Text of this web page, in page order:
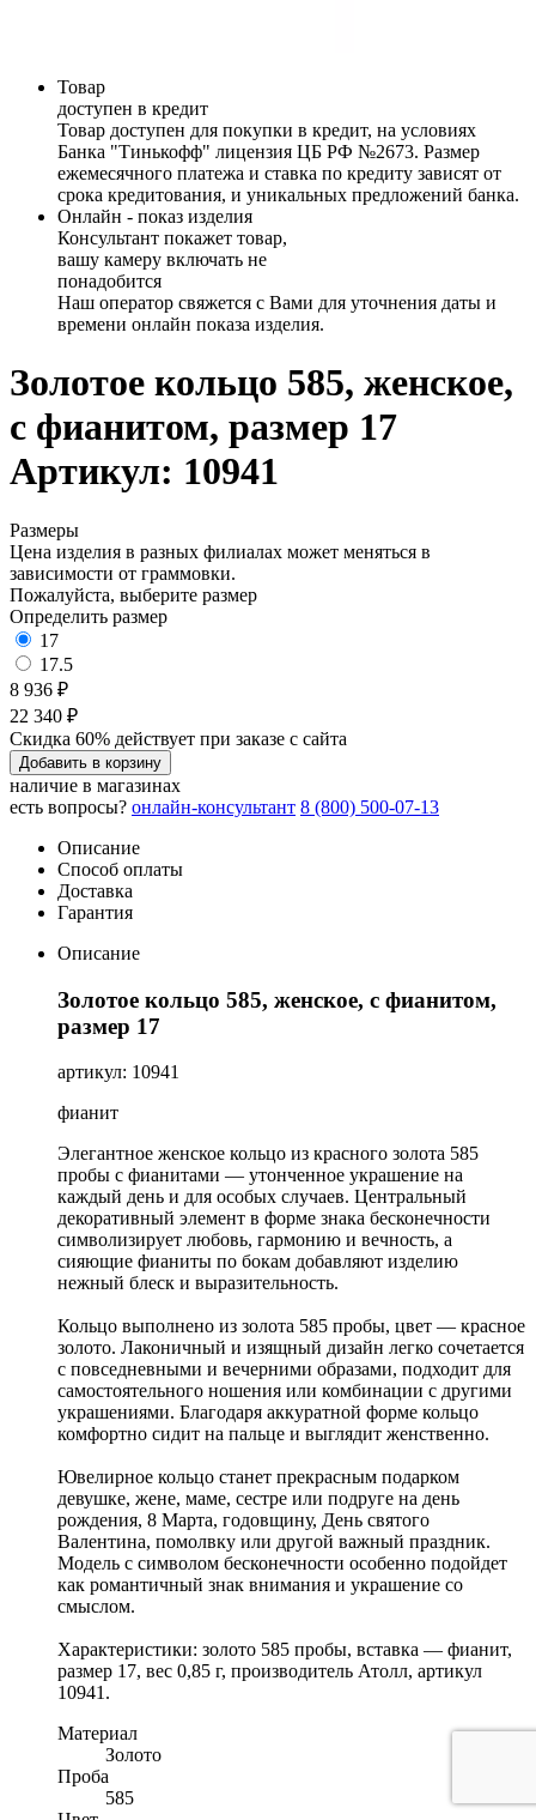
Товар
доступен в кредит
Товар доступен для покупки в кредит, на условиях
Банка "Тинькофф" лицензия ЦБ РФ №2673. Размер
ежемесячного платежа и ставка по кредиту зависят от
срока кредитования, и уникальных предложений банка.
Онлайн - показ изделия
Консультант покажет товар,
вашу камеру включать не
понадобится
Наш оператор свяжется с Вами для уточнения даты и
времени онлайн показа изделия.
Золотое кольцо 585, женское,
с фианитом, размер 17
Артикул: 10941
Размеры
Цена изделия в разных филиалах может меняться в
зависимости от граммовки.
Пожалуйста, выберите размер
Определить размер
17
17.5
8 936 ₽
22 340 ₽
Скидка 60% действует при заказе с сайта
Добавить в корзину
наличие в магазинах
есть вопросы? онлайн-консультант 8 (800) 500-07-13
Описание
Способ оплаты
Доставка
Гарантия
Описание
Золотое кольцо 585, женское, с фианитом,
размер 17
артикул: 10941
фианит
Элегантное женское кольцо из красного золота 585
пробы с фианитами — утонченное украшение на
каждый день и для особых случаев. Центральный
декоративный элемент в форме знака бесконечности
символизирует любовь, гармонию и вечность, а
сияющие фианиты по бокам добавляют изделию
нежный блеск и выразительность.
Кольцо выполнено из золота 585 пробы, цвет — красное
золото. Лаконичный и изящный дизайн легко сочетается
с повседневными и вечерними образами, подходит для
самостоятельного ношения или комбинации с другими
украшениями. Благодаря аккуратной форме кольцо
комфортно сидит на пальце и выглядит женственно.
Ювелирное кольцо станет прекрасным подарком
девушке, жене, маме, сестре или подруге на день
рождения, 8 Марта, годовщину, День святого
Валентина, помолвку или другой важный праздник.
Модель с символом бесконечности особенно подойдет
как романтичный знак внимания и украшение со
смыслом.
Характеристики: золото 585 пробы, вставка — фианит,
размер 17, вес 0,85 г, производитель Атолл, артикул
10941.
Материал
Золото
Проба
585